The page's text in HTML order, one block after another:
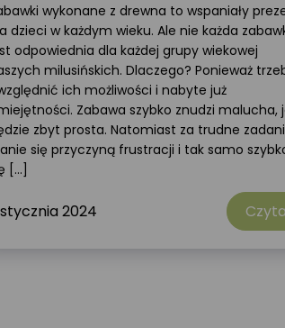
wykonane z drewna to wspaniały
dzieci w każdym wieku. Ale nie każda
odpowiednia dla każdej grupy wiekowej
milusińskich. Dlaczego? Ponieważ
ich możliwości i nabyte już
Zabawa szybko znudzi malucha,
zbyt prosta. Natomiast za trudne
się przyczyną frustracji i tak samo
[…]
2024